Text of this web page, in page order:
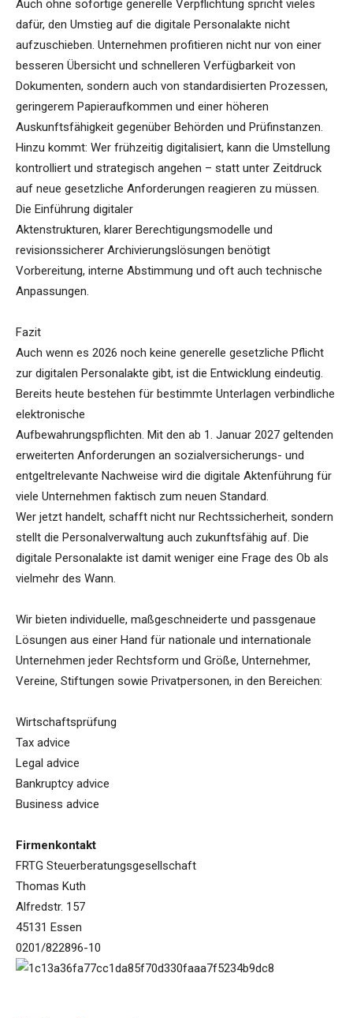
Auch ohne sofortige generelle Verpflichtung spricht vieles
dafür, den Umstieg auf die digitale Personalakte nicht
aufzuschieben. Unternehmen profitieren nicht nur von einer
besseren Übersicht und schnelleren Verfügbarkeit von
Dokumenten, sondern auch von standardisierten Prozessen,
geringerem Papieraufkommen und einer höheren
Auskunftsfähigkeit gegenüber Behörden und Prüfinstanzen.
Hinzu kommt: Wer frühzeitig digitalisiert, kann die Umstellung
kontrolliert und strategisch angehen – statt unter Zeitdruck
auf neue gesetzliche Anforderungen reagieren zu müssen.
Die Einführung digitaler
Aktenstrukturen, klarer Berechtigungsmodelle und
revisionssicherer Archivierungslösungen benötigt
Vorbereitung, interne Abstimmung und oft auch technische
Anpassungen.
Fazit
Auch wenn es 2026 noch keine generelle gesetzliche Pflicht
zur digitalen Personalakte gibt, ist die Entwicklung eindeutig.
Bereits heute bestehen für bestimmte Unterlagen verbindliche
elektronische
Aufbewahrungspflichten. Mit den ab 1. Januar 2027 geltenden
erweiterten Anforderungen an sozialversicherungs- und
entgeltrelevante Nachweise wird die digitale Aktenführung für
viele Unternehmen faktisch zum neuen Standard.
Wer jetzt handelt, schafft nicht nur Rechtssicherheit, sondern
stellt die Personalverwaltung auch zukunftsfähig auf. Die
digitale Personalakte ist damit weniger eine Frage des Ob als
vielmehr des Wann.
Wir bieten individuelle, maßgeschneiderte und passgenaue
Lösungen aus einer Hand für nationale und internationale
Unternehmen jeder Rechtsform und Größe, Unternehmer,
Vereine, Stiftungen sowie Privatpersonen, in den Bereichen:
Wirtschaftsprüfung
Tax advice
Legal advice
Bankruptcy advice
Business advice
Firmenkontakt
FRTG Steuerberatungsgesellschaft
Thomas Kuth
Alfredstr. 157
45131 Essen
0201/822896-10